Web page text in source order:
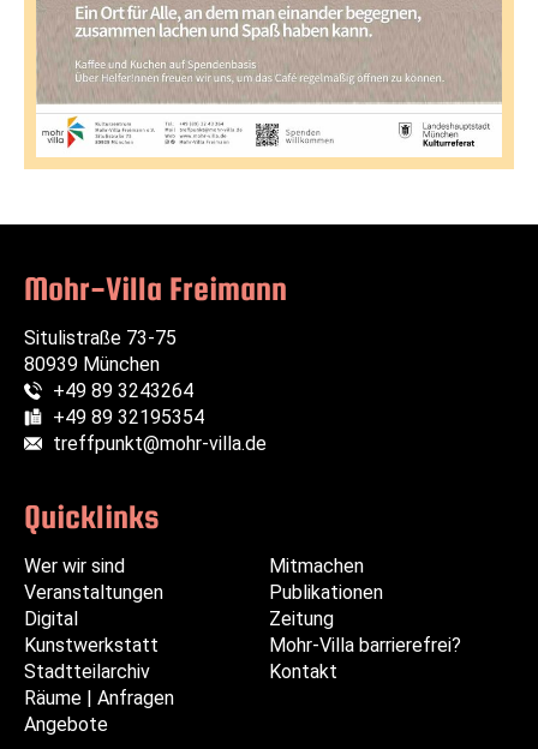
Mohr-Villa Freimann
Situlistraße 73-75
80939 München
Telefon:
+49 89 3243264
Fax:
+49 89 32195354
E-Mail:
treffpunkt@mohr-villa.de
Quicklinks
überspringen
Wer wir sind
Veranstaltungen
Digital
Kunstwerkstatt
Stadtteilarchiv
Räume | Anfragen
Angebote
überspringen
Mitmachen
Publikationen
Zeitung
Mohr-Villa barrierefrei?
Kontakt